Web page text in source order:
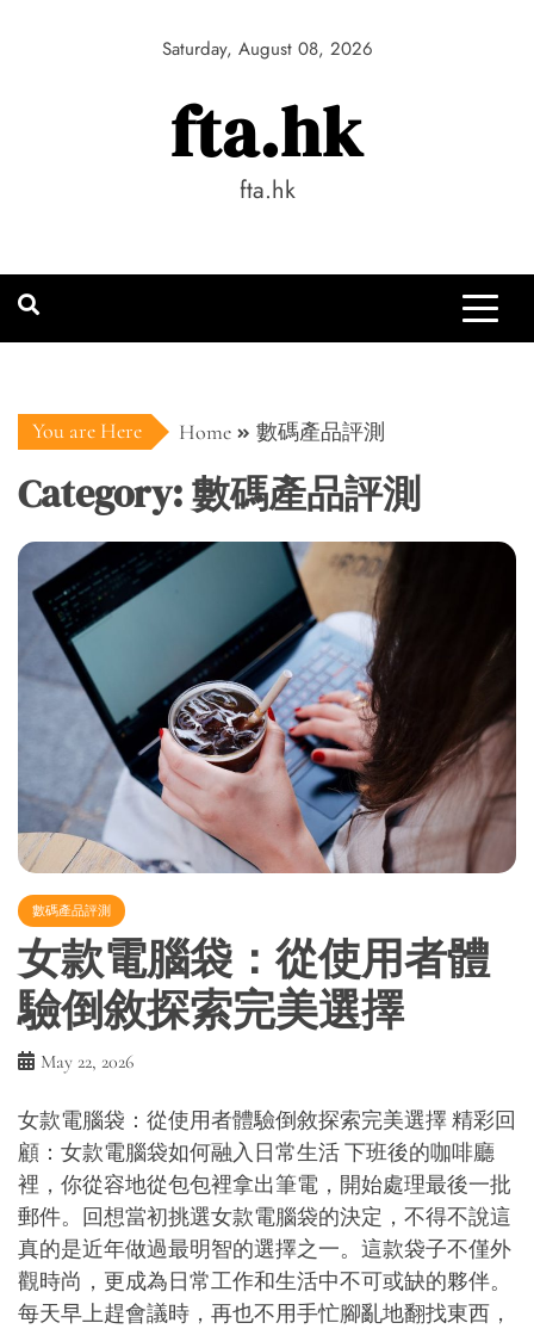
Saturday, August 08, 2026
fta.hk
fta.hk
You are Here Home 數碼產品評測
Category:數碼產品評測
數碼產品評測
女款電腦袋：從使用者體
驗倒敘探索完美選擇
May 22, 2026
女款電腦袋：從使用者體驗倒敘探索完美選擇 精彩回
顧：女款電腦袋如何融入日常生活 下班後的咖啡廳
裡，你從容地從包包裡拿出筆電，開始處理最後一批
郵件。回想當初挑選女款電腦袋的決定，不得不說這
真的是近年做過最明智的選擇之一。這款袋子不僅外
觀時尚，更成為日常工作和生活中不可或缺的夥伴。
每天早上趕會議時，再也不用手忙腳亂地翻找東西，